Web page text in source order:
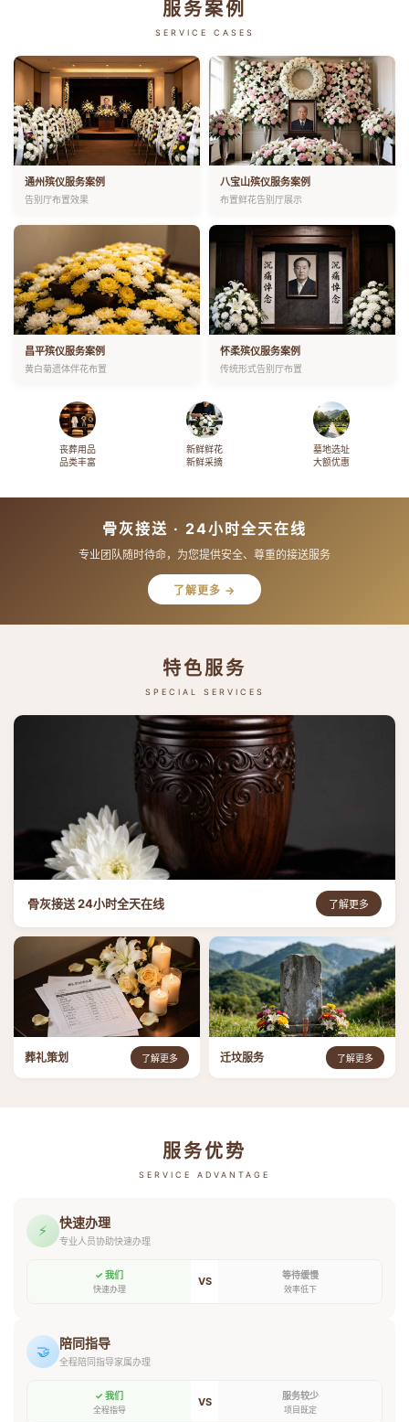
服务案例
SERVICE CASES
通州殡仪服务案例
告别厅布置效果
八宝山殡仪服务案例
布置鲜花告别厅展示
昌平殡仪服务案例
黄白菊遗体伴花布置
怀柔殡仪服务案例
传统形式告别厅布置
丧葬用品
品类丰富
新鲜鲜花
新鲜采摘
墓地选址
大额优惠
骨灰接送 · 24小时全天在线
专业团队随时待命，为您提供安全、尊重的接送服务
了解更多 →
特色服务
SPECIAL SERVICES
骨灰接送 24小时全天在线 了解更多
葬礼策划 了解更多 迁坟服务 了解更多
服务优势
SERVICE ADVANTAGE
⚡ 快速办理
专业人员协助快速办理
✓ 我们
快速办理
VS 等待缓慢
效率低下
🤝 陪同指导
全程陪同指导家属办理
✓ 我们
全程指导
VS 服务较少
项目既定